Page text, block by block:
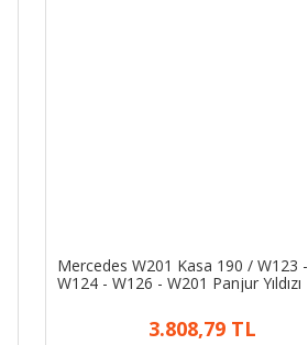
Mercedes W201 Kasa 190 / W123 -
W124 - W126 - W201 Panjur Yıldızı
3.808,79 TL